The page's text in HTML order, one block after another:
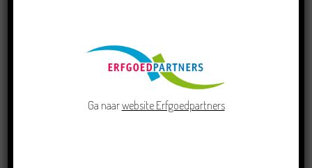
Crowdfunding voor bijzonder kinderboek met
Ga naarwebsite Erfgoedpartners